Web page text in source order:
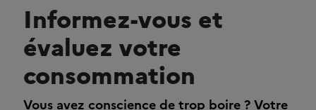
Informez-vous et
évaluez votre
consommation
Vous avez conscience de trop boire ? Votre